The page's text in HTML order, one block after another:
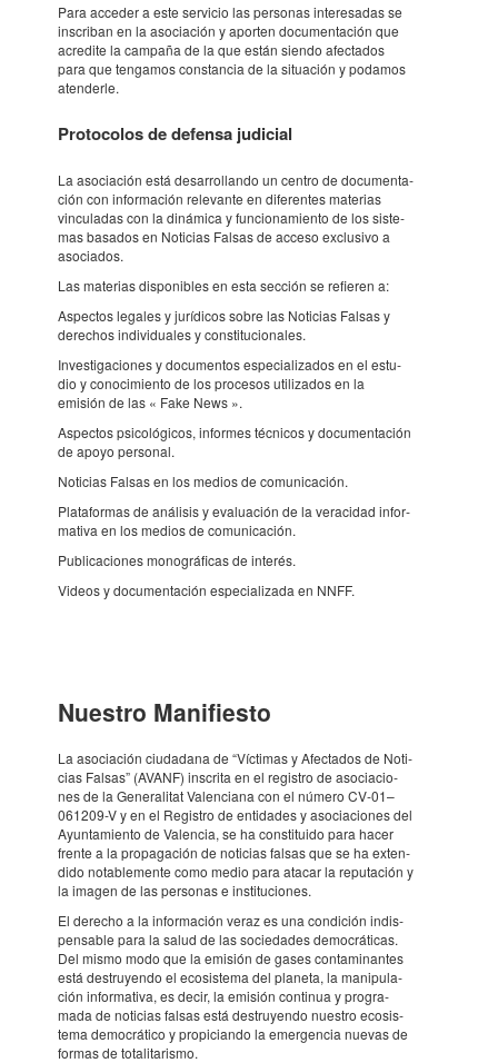
Para acce­der a este servi­cio las perso­nas inter­e­sa­das se
inscri­ban en la asoci­a­ción y apor­ten docu­men­ta­ción que
acre­dite la campaña de la que están siendo afec­ta­dos
para que tenga­mos cons­tan­cia de la situ­a­ción y poda­mos
aten­derle.
Proto­co­los de defensa judi­cial
La asoci­a­ción está desar­ro­llando un centro de docu­men­ta­
ción con infor­ma­ción rele­vante en dife­ren­tes mate­rias
vincu­la­das con la diná­mica y funci­o­na­mi­ento de los siste­
mas basa­dos en Noti­cias Falsas de acceso exclu­sivo a
asoci­a­dos.
Las mate­rias dispo­ni­bles en esta sección se refi­e­ren a:
Aspec­tos lega­les y jurí­di­cos sobre las Noti­cias Falsas y
dere­chos indi­vi­du­a­les y cons­ti­tu­ci­o­na­les.
Inves­ti­ga­ci­o­nes y docu­men­tos espe­ci­a­li­za­dos en el estu­
dio y cono­ci­mi­ento de los proce­sos utili­za­dos en la
emisión de las « Fake News ».
Aspec­tos psico­ló­gi­cos, infor­mes técni­cos y docu­men­ta­ción
de apoyo perso­nal.
Noti­cias Falsas en los medios de comu­ni­ca­ción.
Plata­for­mas de análi­sis y evalu­a­ción de la vera­ci­dad infor­
ma­tiva en los medios de comu­ni­ca­ción.
Publi­ca­ci­o­nes monográ­fi­cas de interés.
Videos y docu­men­ta­ción espe­ci­a­li­zada en NNFF.
Nues­tro Mani­fi­esto
La asoci­a­ción ciuda­dana de “Vícti­mas y Afec­ta­dos de Noti­
cias Falsas” (AVANF) inscrita en el regis­tro de asoci­a­ci­o­
nes de la Gene­ra­li­tat Valen­ci­ana con el número CV-01–
061209-V y en el Regis­tro de enti­da­des y asoci­a­ci­o­nes del
Ayun­ta­mi­ento de Valen­cia, se ha cons­ti­tuido para hacer
frente a la propa­ga­ción de noti­cias falsas que se ha exten­
dido nota­ble­mente como medio para atacar la repu­ta­ción y
la imagen de las perso­nas e insti­tu­ci­o­nes.
El dere­cho a la infor­ma­ción veraz es una condi­ción indis­
pen­sa­ble para la salud de las soci­e­da­des democrá­ti­cas.
Del mismo modo que la emisión de gases conta­mi­nan­tes
está destruyendo el ecosis­tema del planeta, la mani­pu­la­
ción infor­ma­tiva, es decir, la emisión conti­nua y progra­
mada de noti­cias falsas está destruyendo nues­tro ecosis­
tema democrá­tico y propi­ci­ando la emer­gen­cia nuevas de
formas de tota­li­ta­rismo.